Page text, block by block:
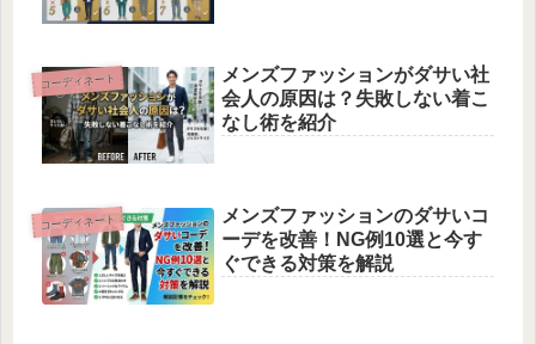
コーディネート
メンズファッションがダサい社
会人の原因は？失敗しない着こ
なし術を紹介
コーディネート
メンズファッションのダサいコ
ーデを改善！NG例10選と今す
ぐできる対策を解説